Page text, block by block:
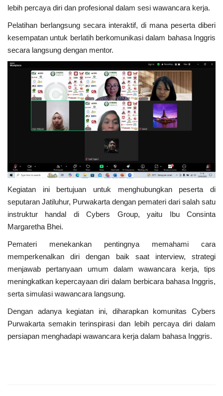
Kesehatan
Layanan Publik
Perempuan/Anak
lebih percaya diri dan profesional dalam sesi wawancara kerja.
Pelatihan berlangsung secara interaktif, di mana peserta diberi
kesempatan untuk berlatih berkomunikasi dalam bahasa Inggris
secara langsung dengan mentor.
Kegiatan ini bertujuan untuk menghubungkan peserta di
seputaran Jatiluhur, Purwakarta dengan pemateri dari salah satu
instruktur handal di Cybers Group, yaitu Ibu Consinta
Margaretha Bhei.
Pemateri menekankan pentingnya memahami cara
memperkenalkan diri dengan baik saat interview, strategi
menjawab pertanyaan umum dalam wawancara kerja, tips
meningkatkan kepercayaan diri dalam berbicara bahasa Inggris,
serta simulasi wawancara langsung.
Dengan adanya kegiatan ini, diharapkan komunitas Cybers
Purwakarta semakin terinspirasi dan lebih percaya diri dalam
persiapan menghadapi wawancara kerja dalam bahasa Inggris.